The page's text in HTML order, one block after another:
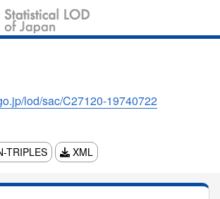
lod/sac/C27120-19740722
TRIPLES XML